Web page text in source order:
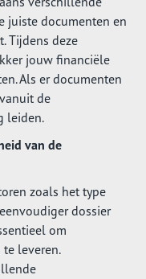
juiste documenten en
Tijdens deze
jouw financiële
Als er documenten
de
leiden.
van de
zoals het type
dossier
om
leveren.